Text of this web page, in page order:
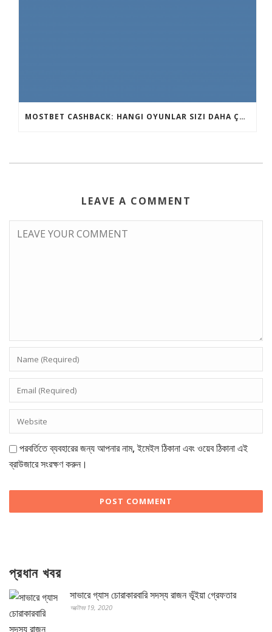
MOSTBET CASHBACK: HANGI OYUNLAR SIZI DAHA ÇOX QAZANA BILƏR?
LEAVE A COMMENT
পরবর্তিতে ব্যবহারের জন্য আপনার নাম, ইমেইল ঠিকানা এবং ওয়েব ঠিকানা এই
ব্রাউজারে সংরক্ষণ করুন।
প্রধান খবর
সাভারে গ্যাস চোরাকারবারি সদস্য রাজন ভূঁইয়া গ্রেফতার
অক্টোবর 19, 2020